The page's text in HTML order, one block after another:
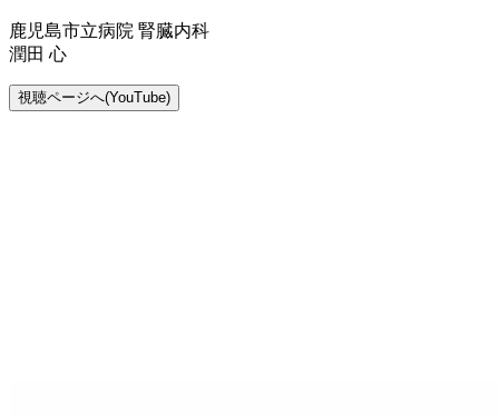
鹿児島市立病院 腎臓内科
潤田 心
視聴ページへ(YouTube)